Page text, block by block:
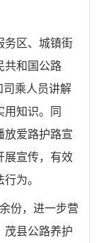
务区、城镇街
共和国公路
司乘人员讲解
用知识。同
放爱路护路宣
展宣传，有效
为。
份，进一步营
茂县公路养护